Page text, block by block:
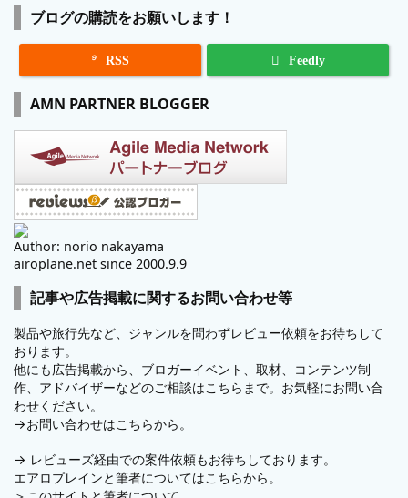
ブログの購読をお願いします！
 RSS Feedly
AMN PARTNER BLOGGER
Author: norio nakayama
airoplane.net since 2000.9.9
記事や広告掲載に関するお問い合わせ等
製品や旅行先など、ジャンルを問わずレビュー依頼をお待ちして
おります。
他にも広告掲載から、ブロガーイベント、取材、コンテンツ制
作、アドバイザーなどのご相談はこちらまで。お気軽にお問い合
わせください。
→お問い合わせはこちらから。
→ レビューズ経由での案件依頼もお待ちしております。
エアロプレインと筆者についてはこちらから。